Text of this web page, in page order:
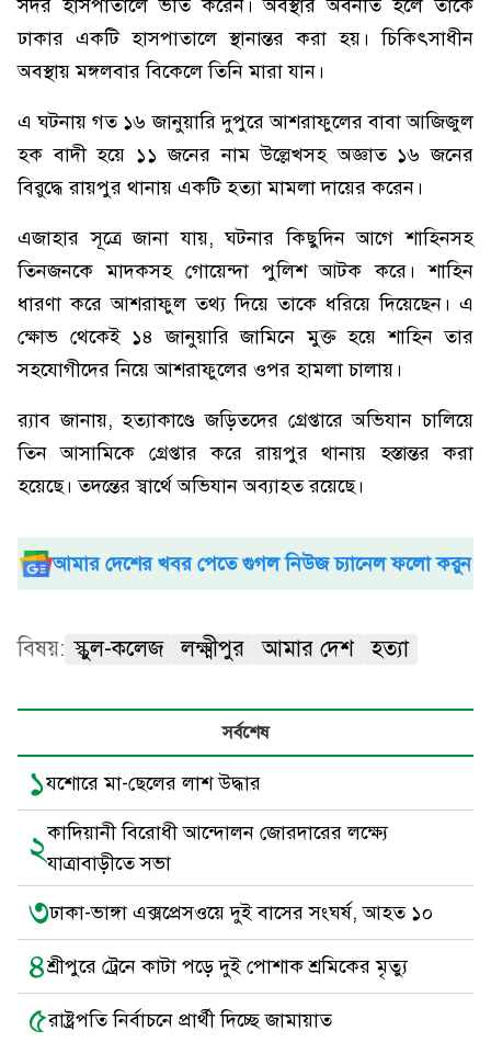
সদর হাসপাতালে ভর্তি করেন। অবস্থার অবনতি হলে তাকে
ঢাকার একটি হাসপাতালে স্থানান্তর করা হয়। চিকিৎসাধীন
অবস্থায় মঙ্গলবার বিকেলে তিনি মারা যান।
এ ঘটনায় গত ১৬ জানুয়ারি দুপুরে আশরাফুলের বাবা আজিজুল
হক বাদী হয়ে ১১ জনের নাম উল্লেখসহ অজ্ঞাত ১৬ জনের
বিরুদ্ধে রায়পুর থানায় একটি হত্যা মামলা দায়ের করেন।
এজাহার সূত্রে জানা যায়, ঘটনার কিছুদিন আগে শাহিনসহ
তিনজনকে মাদকসহ গোয়েন্দা পুলিশ আটক করে। শাহিন
ধারণা করে আশরাফুল তথ্য দিয়ে তাকে ধরিয়ে দিয়েছেন। এ
ক্ষোভ থেকেই ১৪ জানুয়ারি জামিনে মুক্ত হয়ে শাহিন তার
সহযোগীদের নিয়ে আশরাফুলের ওপর হামলা চালায়।
র‌্যাব জানায়, হত্যাকাণ্ডে জড়িতদের গ্রেপ্তারে অভিযান চালিয়ে
তিন আসামিকে গ্রেপ্তার করে রায়পুর থানায় হস্তান্তর করা
হয়েছে। তদন্তের স্বার্থে অভিযান অব্যাহত রয়েছে।
আমার দেশের খবর পেতে গুগল নিউজ চ্যানেল ফলো করুন
বিষয়: স্কুল-কলেজ লক্ষ্মীপুর আমার দেশ হত্যা
সর্বশেষ
১যশোরে মা-ছেলের লাশ উদ্ধার
২কাদিয়ানী বিরোধী আন্দোলন জোরদারের লক্ষ্যে
যাত্রাবাড়ীতে সভা
৩ঢাকা-ভাঙ্গা এক্সপ্রেসওয়ে দুই বাসের সংঘর্ষ, আহত ১০
৪শ্রীপুরে ট্রেনে কাটা পড়ে দুই পোশাক শ্রমিকের মৃত্যু
৫রাষ্ট্রপতি নির্বাচনে প্রার্থী দিচ্ছে জামায়াত